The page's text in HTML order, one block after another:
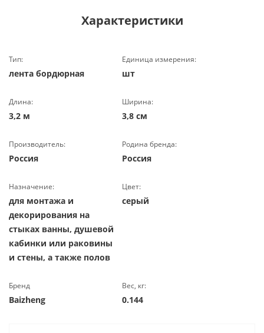
Характеристики
Тип:
лента бордюрная
Единица измерения:
шт
Длина:
3,2 м
Ширина:
3,8 см
Производитель:
Россия
Родина бренда:
Россия
Назначение:
для монтажа и
декорирования на
стыках ванны, душевой
кабинки или раковины
и стены, а также полов
Цвет:
серый
Бренд
Вaizheng
Вес, кг:
0.144